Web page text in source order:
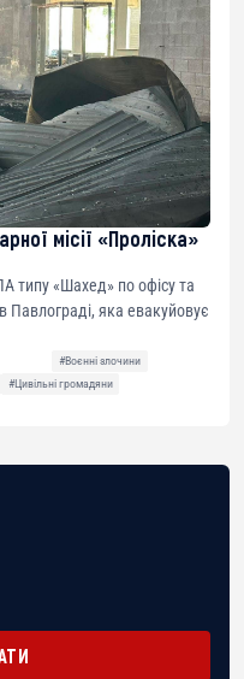
місії «Проліска»
типу «Шахед» по офісу та
в Павлограді, яка евакуйовує
#Воєнні злочини
#Цивільні громадяни